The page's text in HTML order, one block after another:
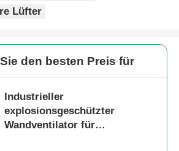
Lüfter
den besten Preis für
Industrieller
explosionsgeschützter
Wandventilator für